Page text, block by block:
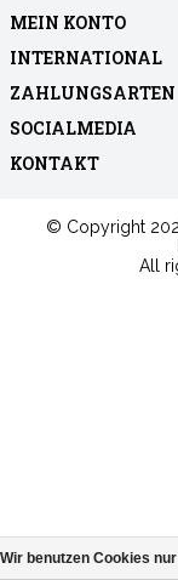
MEIN KONTO
INTERNATIONAL
ZAHLUNGSARTEN
SOCIALMEDIA
KONTAKT
© Copyright
All
Wir benutzen Cookies